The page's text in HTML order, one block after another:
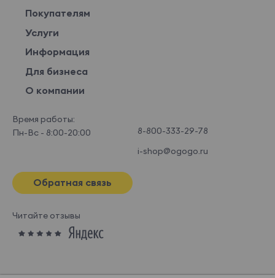
Покупателям
Услуги
Информация
Для бизнеса
О компании
Время работы:
Пн-Вс - 8:00-20:00
8-800-333-29-78
i-shop@ogogo.ru
Обратная связь
Читайте отзывы